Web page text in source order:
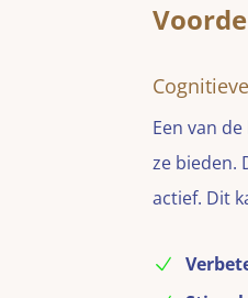
Een van
ze bieden.
actief. Dit